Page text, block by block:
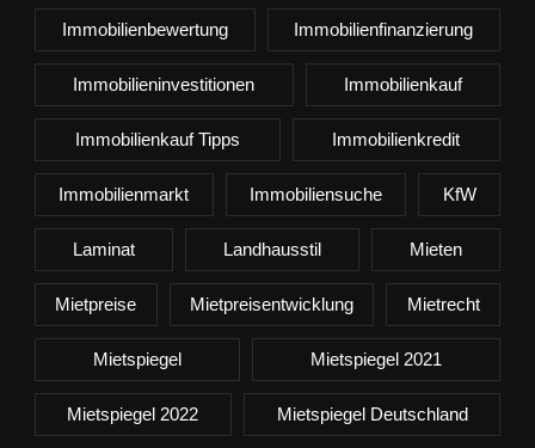
Immobilienbewertung Immobilienfinanzierung
Immobilieninvestitionen Immobilienkauf
Immobilienkauf Tipps Immobilienkredit
Immobilienmarkt Immobiliensuche KfW
Laminat Landhausstil Mieten
Mietpreise Mietpreisentwicklung Mietrecht
Mietspiegel Mietspiegel 2021
Mietspiegel 2022 Mietspiegel Deutschland